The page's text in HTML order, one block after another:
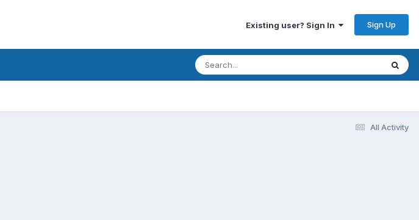
Existing user? Sign In Sign Up
All Activity